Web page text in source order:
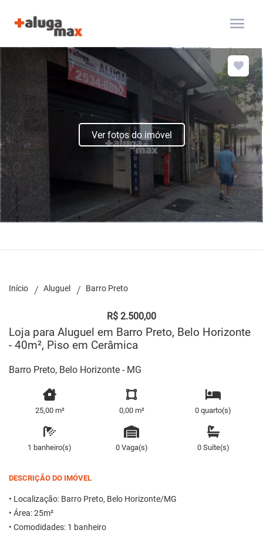
menu
Ver fotos do imóvel
Início Aluguel Barro Preto
R$ 2.500,00
Loja para Aluguel em Barro Preto, Belo Horizonte
- 40m², Piso em Cerâmica
Barro Preto, Belo Horizonte - MG
25,00 m² 0,00 m² 0 quarto(s)
1 banheiro(s) 0 Vaga(s) 0 Suíte(s)
DESCRIÇÃO DO IMÓVEL
• Localização: Barro Preto, Belo Horizonte/MG
• Área: 25m²
• Comodidades: 1 banheiro